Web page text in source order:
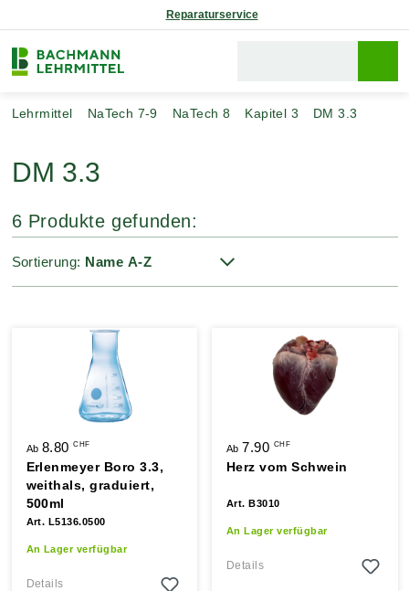
Reparaturservice
Lehrmittel NaTech 7-9 NaTech 8 Kapitel 3 DM 3.3
DM 3.3
6 Produkte gefunden:
Sortierung:
Ab 8.80CHF
Erlenmeyer Boro 3.3,
weithals, graduiert,
500ml
Art. L5136.0500
An Lager verfügbar
Details
Ab 7.90 CHF
Herz vom Schwein
Art. B3010
An Lager verfügbar
Details